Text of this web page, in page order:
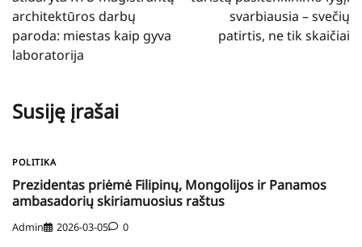
architektūros darbų
paroda: miestas kaip gyva
laboratorija
svarbiausia – svečių
patirtis, ne tik skaičiai
Susiję įrašai
POLITIKA
Prezidentas priėmė Filipinų, Mongolijos ir Panamos
ambasadorių skiriamuosius raštus
Admin 2026-03-05 0